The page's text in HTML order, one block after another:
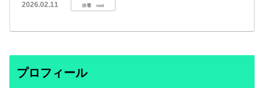
2026.02.11 休養 rest
プロフィール